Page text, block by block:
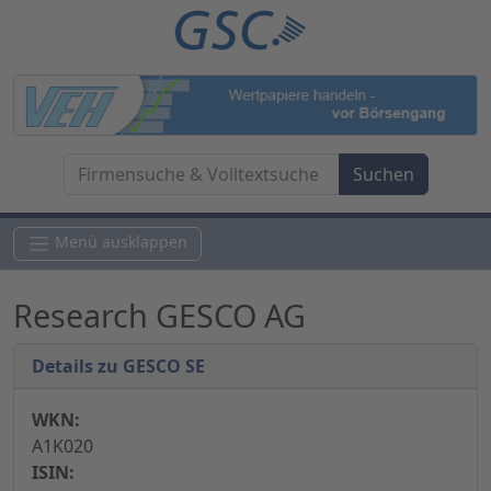
Menü ausklappen
Research GESCO AG
Details zu GESCO SE
WKN:
A1K020
ISIN: